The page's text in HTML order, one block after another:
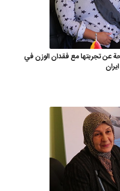
عن تجربتها مع فقدان الوزن في
ايران